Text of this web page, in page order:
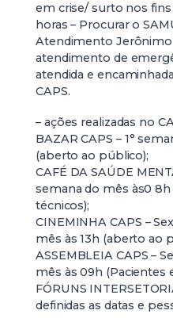
em crise/ surto nos fins
horas – Procurar o
Atendimento Jerônimo
atendimento de
atendida e
CAPS.
– ações realizadas no
BAZAR CAPS – 1°
(aberto ao público);
CAFÉ DA SAÚDE
semana do mês às0
técnicos);
CINEMINHA CAPS –
mês às 13h (aberto ao
ASSEMBLEIA CAPS –
mês às 09h (Pacientes
FÓRUNS
definidas as datas e